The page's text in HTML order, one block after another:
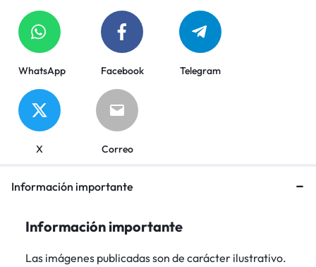
WhatsApp Facebook Telegram
X Correo
Información importante
Información importante
Las imágenes publicadas son de carácter ilustrativo.